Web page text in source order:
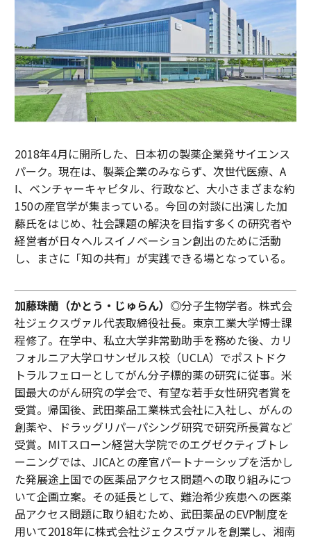
2018年4月に開所した、日本初の製薬企業発サイエンス
パーク。現在は、製薬企業のみならず、次世代医療、A
I、ベンチャーキャピタル、行政など、大小さまざまな約
150の産官学が集まっている。今回の対談に出演した加
藤氏をはじめ、社会課題の解決を目指す多くの研究者や
経営者が日々ヘルスイノベーション創出のために活動
し、まさに「知の共有」が実践できる場となっている。
加藤珠蘭（かとう・じゅらん）◎分子生物学者。株式会
社ジェクスヴァル代表取締役社長。東京工業大学博士課
程修了。在学中、私立大学非常勤助手を務めた後、カリ
フォルニア大学ロサンゼルス校（UCLA）でポストドク
トラルフェローとしてがん分子標的薬の研究に従事。米
国最大のがん研究の学会で、有望な若手女性研究者賞を
受賞。帰国後、武田薬品工業株式会社に入社し、がんの
創薬や、ドラッグリパーパシング研究で研究所長賞など
受賞。MITスローン経営大学院でのエグゼクティブトレ
ーニングでは、JICAとの産官パートナーシップを活かし
た発展途上国での医薬品アクセス問題への取り組みにつ
いて企画立案。その延長として、難治希少疾患への医薬
品アクセス問題に取り組むため、武田薬品のEVP制度を
用いて2018年に株式会社ジェクスヴァルを創業し、湘南